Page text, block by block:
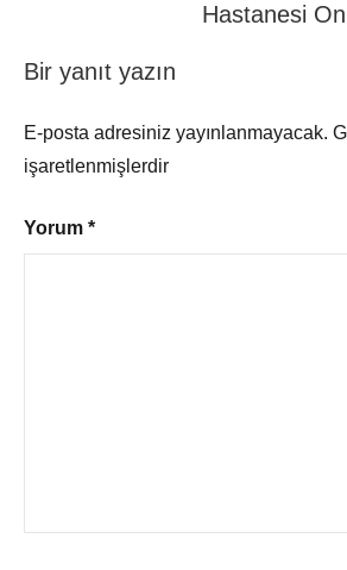
Hastanesi
Bir yanıt yazın
E-posta adresiniz yayınlanmayacak.
işaretlenmişlerdir
Yorum *